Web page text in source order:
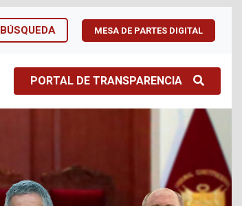
BÚSQUEDA MESA DE PARTES DIGITAL
PORTAL DE TRANSPARENCIA